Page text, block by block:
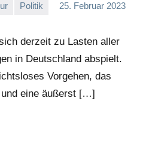
Politik 25. Februar 2023
derzeit zu Lasten aller
in Deutschland abspielt.
Vorgehen, das
und eine äußerst […]